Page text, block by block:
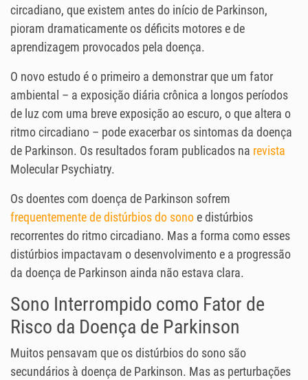
circadiano, que existem antes do início de Parkinson,
pioram dramaticamente os déficits motores e de
aprendizagem provocados pela doença.
O novo estudo é o primeiro a demonstrar que um fator
ambiental – a exposição diária crônica a longos períodos
de luz com uma breve exposição ao escuro, o que altera o
ritmo circadiano – pode exacerbar os sintomas da doença
de Parkinson. Os resultados foram publicados na revista
Molecular Psychiatry.
Os doentes com doença de Parkinson sofrem
frequentemente de distúrbios do sono e distúrbios
recorrentes do ritmo circadiano. Mas a forma como esses
distúrbios impactavam o desenvolvimento e a progressão
da doença de Parkinson ainda não estava clara.
Sono Interrompido como Fator de
Risco da Doença de Parkinson
Muitos pensavam que os distúrbios do sono são
secundários à doença de Parkinson. Mas as perturbações